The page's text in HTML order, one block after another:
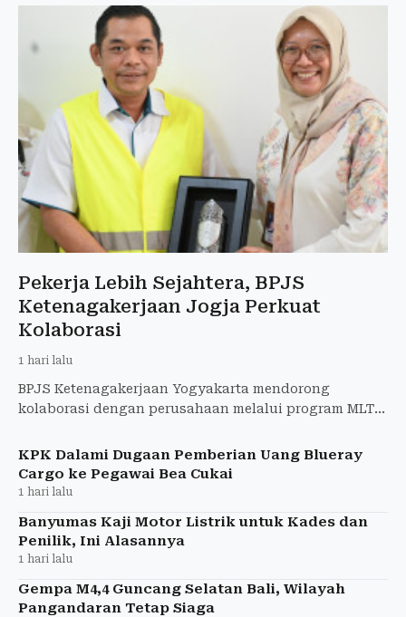
Pekerja Lebih Sejahtera, BPJS
Ketenagakerjaan Jogja Perkuat
Kolaborasi
1 hari lalu
BPJS Ketenagakerjaan Yogyakarta mendorong
kolaborasi dengan perusahaan melalui program MLT
meningkatkan perlindung
KPK Dalami Dugaan Pemberian Uang Blueray
Cargo ke Pegawai Bea Cukai
1 hari lalu
Banyumas Kaji Motor Listrik untuk Kades dan
Penilik, Ini Alasannya
1 hari lalu
Gempa M4,4 Guncang Selatan Bali, Wilayah
Pangandaran Tetap Siaga